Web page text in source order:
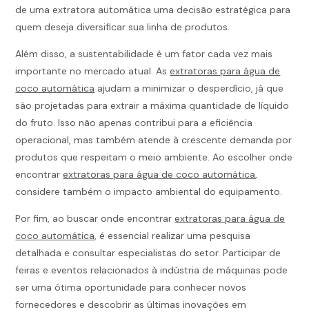
de uma extratora automática uma decisão estratégica para
quem deseja diversificar sua linha de produtos.
Além disso, a sustentabilidade é um fator cada vez mais
importante no mercado atual. Asextratoras para água de
coco automática ajudam a minimizar o desperdício, já que
são projetadas para extrair a máxima quantidade de líquido
do fruto. Isso não apenas contribui para a eficiência
operacional, mas também atende à crescente demanda por
produtos que respeitam o meio ambiente. Ao escolher onde
encontrarextratoras para água de coco automática,
considere também o impacto ambiental do equipamento.
Por fim, ao buscar onde encontrarextratoras para água de
coco automática, é essencial realizar uma pesquisa
detalhada e consultar especialistas do setor. Participar de
feiras e eventos relacionados à indústria de máquinas pode
ser uma ótima oportunidade para conhecer novos
fornecedores e descobrir as últimas inovações em